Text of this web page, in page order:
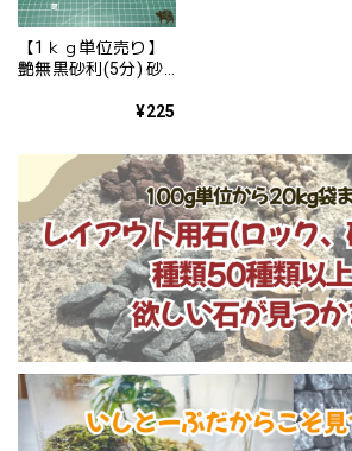
【1ｋｇ単位売り】
艶無黒砂利(5分) 砂
から かっこいい
¥225